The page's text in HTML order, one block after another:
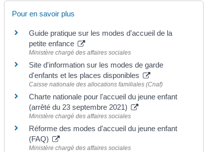
Pour en savoir plus
Guide pratique sur les modes d'accueil de la
petite enfance
Ministère chargé des affaires sociales
Site d'information sur les modes de garde
d'enfants et les places disponibles
Caisse nationale des allocations familiales (Cnaf)
Charte nationale pour l'accueil du jeune enfant
(arrêté du 23 septembre 2021)
Ministère chargé des affaires sociales
Réforme des modes d'accueil du jeune enfant
(FAQ)
Ministère chargé des affaires sociales